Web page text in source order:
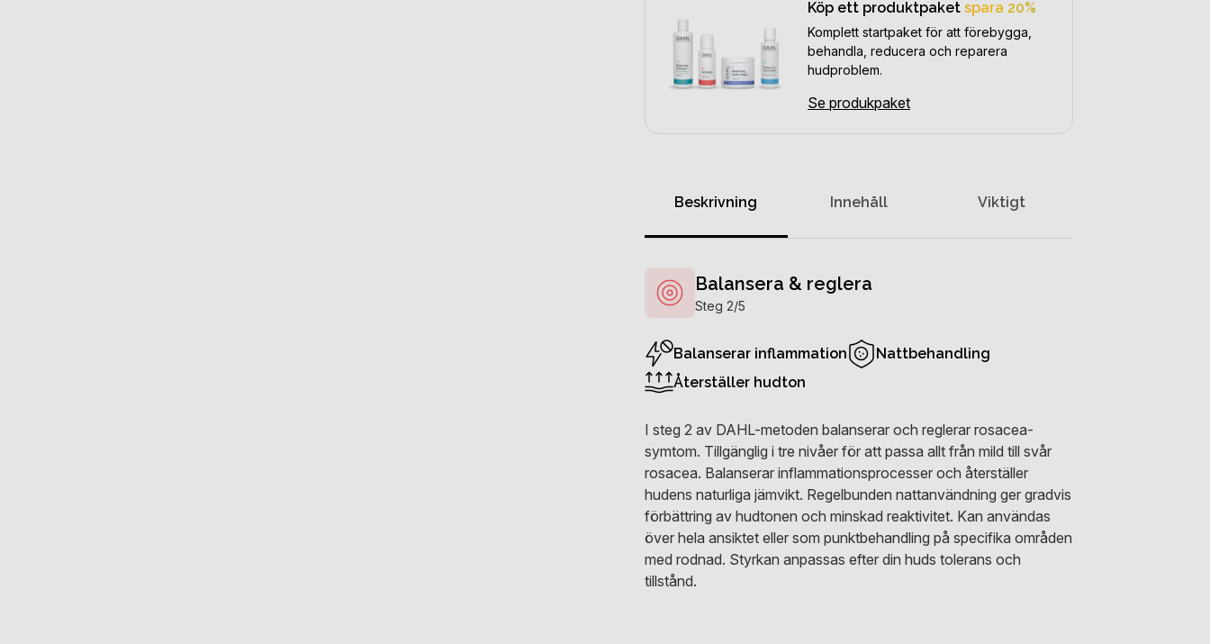
Köp ett produktpaket spara 20%
Komplett startpaket för att förebygga,
behandla, reducera och reparera
hudproblem.
Se produkpaket
Beskrivning Innehåll Viktigt
Balansera & reglera
Steg 2/5
Balanserar inflammation
Nattbehandling
Återställer hudton
I steg 2 av DAHL-metoden balanserar och reglerar rosacea-
symtom. Tillgänglig i tre nivåer för att passa allt från mild till svår
rosacea. Balanserar inflammationsprocesser och återställer
hudens naturliga jämvikt. Regelbunden nattanvändning ger gradvis
förbättring av hudtonen och minskad reaktivitet. Kan användas
över hela ansiktet eller som punktbehandling på specifika områden
med rodnad. Styrkan anpassas efter din huds tolerans och
tillstånd.